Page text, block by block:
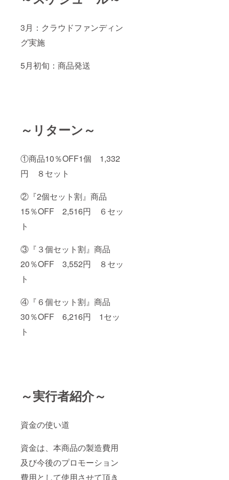
3月：クラウドファンディン
グ実施
5月初旬：商品発送
～リターン～
①商品10％OFF1個 1,332
円 ８セット
②『2個セット割』商品
15％OFF 2,516円 ６セッ
ト
③『３個セット割』商品
20％OFF 3,552円 ８セッ
ト
④『６個セット割』商品
30％OFF 6,216円 1セッ
ト
～実行者紹介～
資金の使い道
資金は、本商品の製造費用
及び今後のプロモーション
費用として使用させて頂き